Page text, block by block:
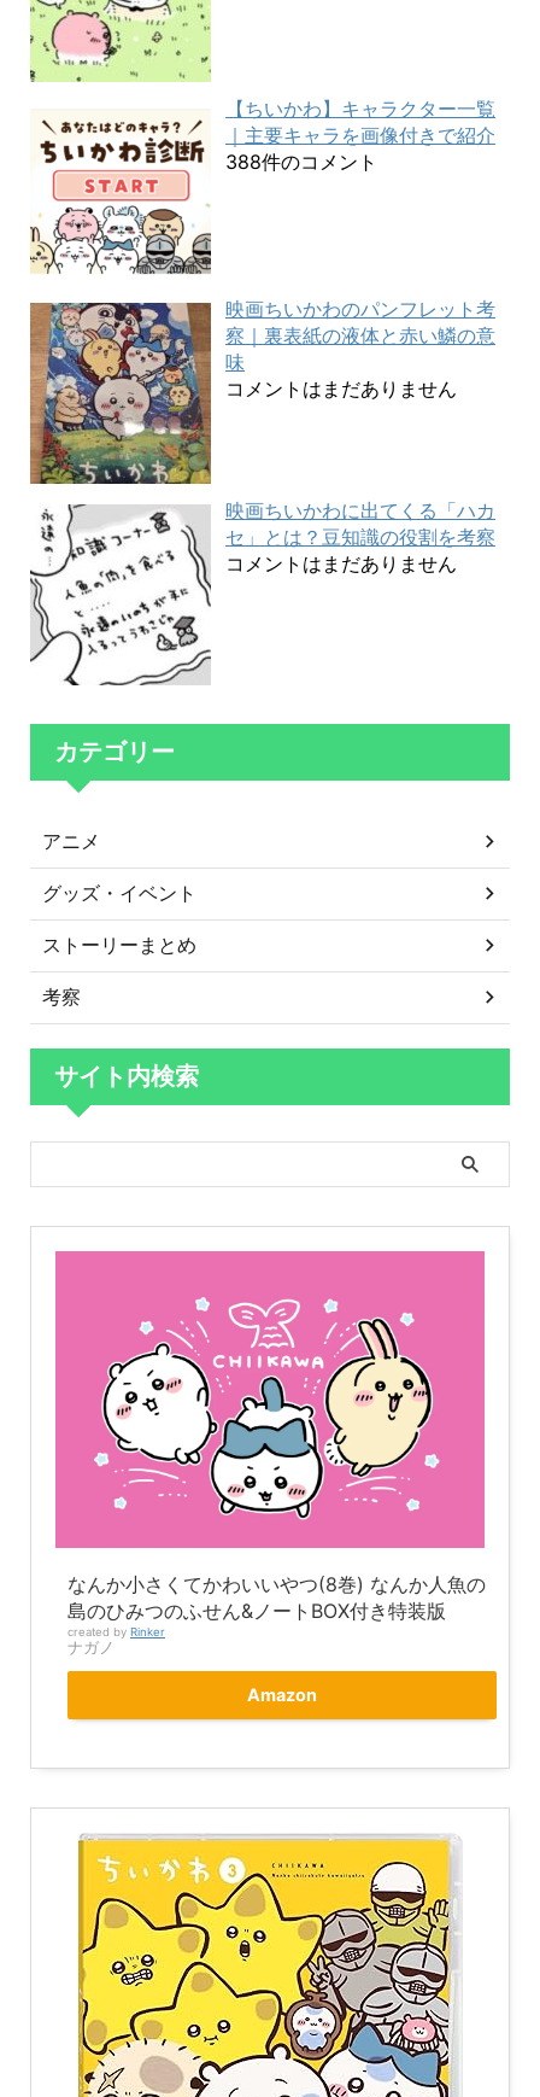
【ちいかわ】キャラクター一覧
｜主要キャラを画像付きで紹介
388件のコメント
映画ちいかわのパンフレット考
察｜裏表紙の液体と赤い鱗の意
味
コメントはまだありません
映画ちいかわに出てくる「ハカ
セ」とは？豆知識の役割を考察
コメントはまだありません
カテゴリー
アニメ
グッズ・イベント
ストーリーまとめ
考察
サイト内検索
なんか小さくてかわいいやつ(8巻) なんか人魚の
島のひみつのふせん&ノートBOX付き特装版
created by Rinker
ナガノ
Amazon